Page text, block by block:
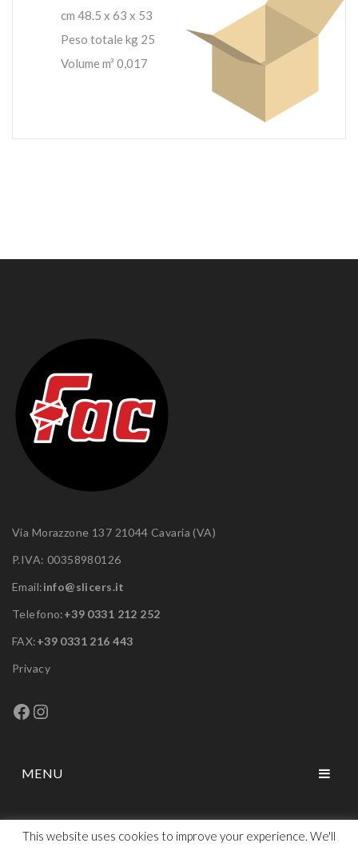
cm 48.5 x 63 x 53
Peso totale kg 25
Volume m³ 0,017
Via Morazzone 137 21044 Cavaria (VA)
P.IVA: 00358980126
Email:info@slicers.it
Telefono:+39 0331 212 252
FAX:+39 0331 216 443
Privacy
Facebook
Instagram
MENU
HOME
This website uses cookies to improve your experience. We'll